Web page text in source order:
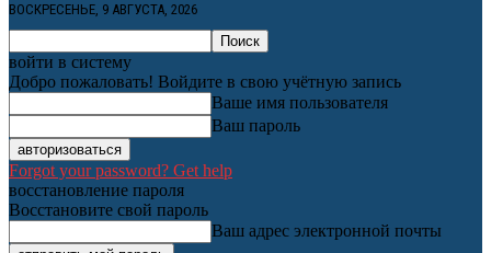
ВОСКРЕСЕНЬЕ, 9 АВГУСТА, 2026
войти в систему
Добро пожаловать! Войдите в свою учётную запись
Ваше имя пользователя
Ваш пароль
Forgot your password? Get help
восстановление пароля
Восстановите свой пароль
Ваш адрес электронной почты